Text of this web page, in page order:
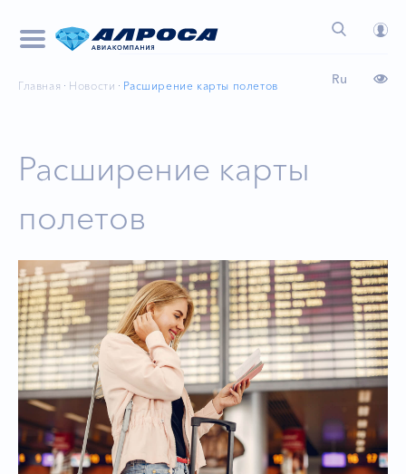
Ru
Главная Новости Расширение карты полетов
Расширение карты
полетов